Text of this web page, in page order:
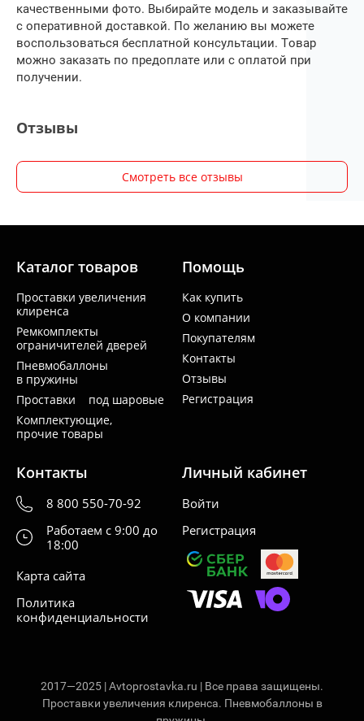
качественными фото. Выбирайте модель и заказывайте
с оперативной доставкой. По желанию вы можете
воспользоваться бесплатной консультации. Товар
можно заказать по предоплате или с оплатой при
получении.
Отзывы
Смотреть все отзывы
Каталог товаров
Проставки увеличения
клиренса
Ремкомплекты
ограничителей дверей
Пневмобаллоны
в пружины
Проставки под шаровые
Комплектующие,
прочие товары
Помощь
Как купить
О компании
Покупателям
Контакты
Отзывы
Регистрация
Контакты
8 800 550-70-92
Работаем с 9:00 до
18:00
Карта сайта
Политика
конфиденциальности
Личный кабинет
Войти
Регистрация
2017—2025 | Avtoprostavka.ru | Все права защищены.
Проставки увеличения клиренса. Пневмобаллоны в